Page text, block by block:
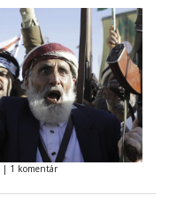
| 1 komentár